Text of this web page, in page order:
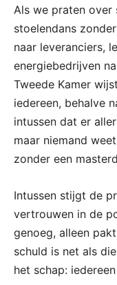
Als we praten over
stoelendans
naar leveranciers,
energiebedrijven
Tweede Kamer
iedereen, behalve
intussen dat er
maar niemand
zonder een
Intussen stijgt de
vertrouwen in de
genoeg, alleen
schuld is net als
het schap: